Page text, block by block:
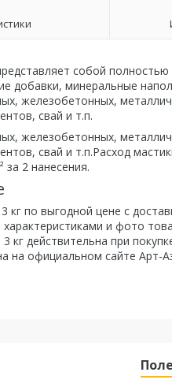
собой
добавки, минеральные
железобетонных,
свай и т.п.
железобетонных,
свай и т.п.Расход
за 2 нанесения.
по выгодной цене с
и фото
действительна при
на официальном сайте Арт-